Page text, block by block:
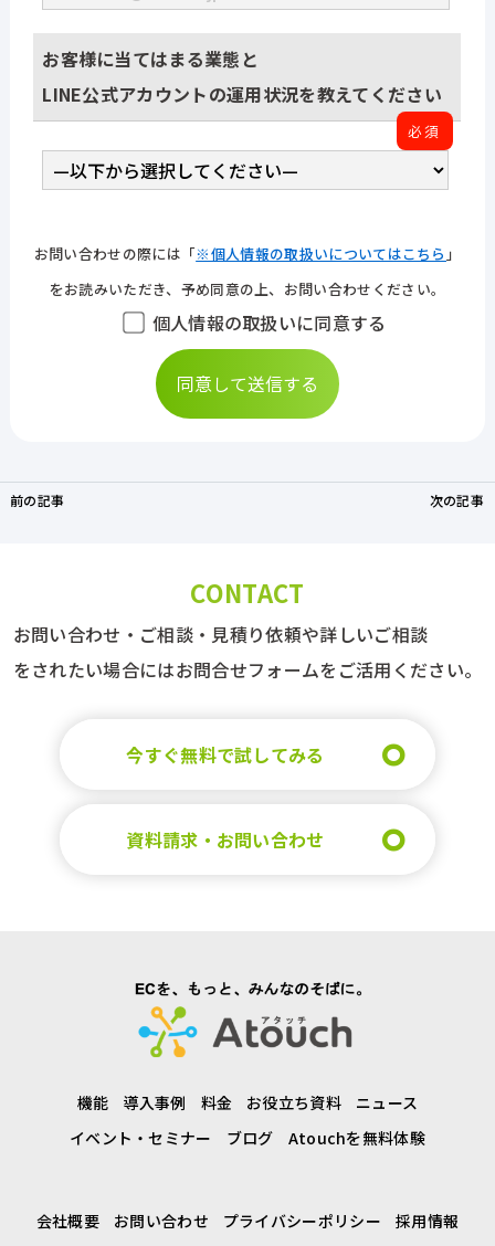
お客様に当てはまる業態と
LINE公式アカウントの運用状況を教えてください
必須
お問い合わせの際には「※個人情報の取扱いについてはこちら 」
をお読みいただき、予め同意の上、お問い合わせください。
個人情報の取扱いに同意する
前の記事 次の記事
CONTACT
お問い合わせ・ご相談・見積り依頼や詳しいご相談
をされたい場合にはお問合せフォームをご活用ください。
今すぐ無料で試してみる
資料請求・お問い合わせ
機能 導入事例 料金 お役立ち資料
ニュース
イベント・セミナー
ブログ Atouchを無料体験
会社概要 お問い合わせ プライバシーポリシー
採用情報